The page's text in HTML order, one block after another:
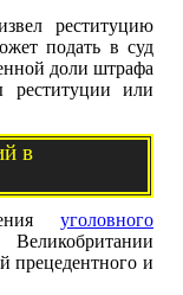
реституцию
подать в суд
доли штрафа
или
в
уголовного
прецедентного и